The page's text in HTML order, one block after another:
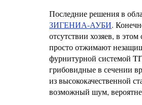
Последние решения в
ЗИГЕНИА-АУБИ.
отсутствии хозяев, в
просто отжимают
фурнитурной системой
грибовидные в сечении
из высококачественной
возможный шум,